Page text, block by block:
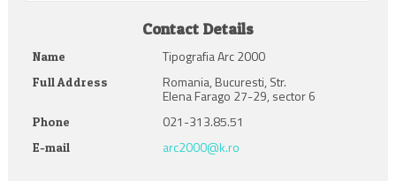
Contact Details
Name Tipografia Arc 2000
Full Address Romania, Bucuresti, Str.
Elena Farago 27-29, sector 6
Phone 021-313.85.51
E-mail arc2000@k.ro